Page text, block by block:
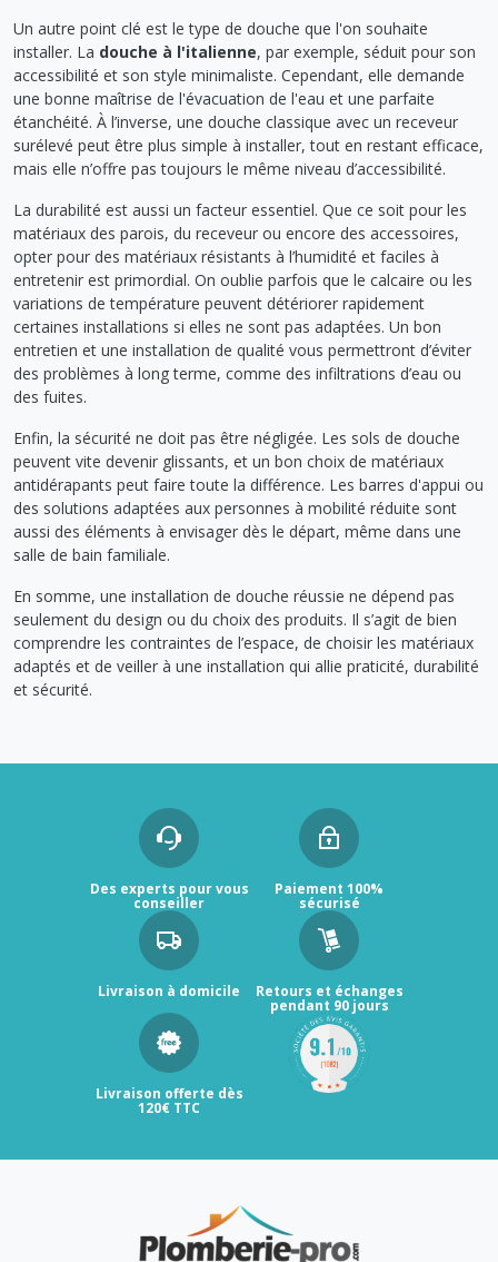
Un autre point clé est le type de douche que l'on souhaite
installer. La douche à l'italienne, par exemple, séduit pour son
accessibilité et son style minimaliste. Cependant, elle demande
une bonne maîtrise de l'évacuation de l'eau et une parfaite
étanchéité. À l’inverse, une douche classique avec un receveur
surélevé peut être plus simple à installer, tout en restant efficace,
mais elle n’offre pas toujours le même niveau d’accessibilité.
La durabilité est aussi un facteur essentiel. Que ce soit pour les
matériaux des parois, du receveur ou encore des accessoires,
opter pour des matériaux résistants à l’humidité et faciles à
entretenir est primordial. On oublie parfois que le calcaire ou les
variations de température peuvent détériorer rapidement
certaines installations si elles ne sont pas adaptées. Un bon
entretien et une installation de qualité vous permettront d’éviter
des problèmes à long terme, comme des infiltrations d’eau ou
des fuites.
Enfin, la sécurité ne doit pas être négligée. Les sols de douche
peuvent vite devenir glissants, et un bon choix de matériaux
antidérapants peut faire toute la différence. Les barres d'appui ou
des solutions adaptées aux personnes à mobilité réduite sont
aussi des éléments à envisager dès le départ, même dans une
salle de bain familiale.
En somme, une installation de douche réussie ne dépend pas
seulement du design ou du choix des produits. Il s’agit de bien
comprendre les contraintes de l’espace, de choisir les matériaux
adaptés et de veiller à une installation qui allie praticité, durabilité
et sécurité.
Des experts pour vous
conseiller
Paiement 100%
sécurisé
Livraison à domicile Retours et échanges
pendant 90 jours
Livraison offerte dès
120€ TTC